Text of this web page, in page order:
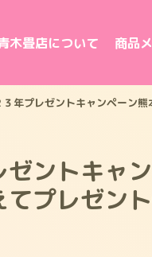
木畳店について 商品
３年プレゼントキャンペーン
ゼントキャ
プレゼント